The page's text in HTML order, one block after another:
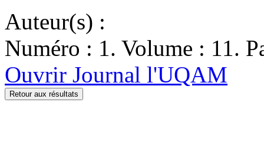
Auteur(s) :
Numéro : 1. Volume : 11.
Ouvrir Journal l'UQAM
Retour aux résultats